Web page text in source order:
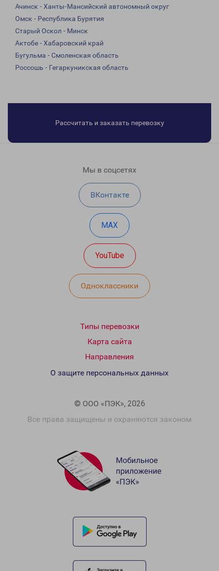
Ачинск - Ханты-Мансийский автономный округ
Омск - Республика Бурятия
Старый Оскол - Минск
Актобе - Хабаровский край
Бугульма - Смоленская область
Россошь - Гегаркуникская область
Рассчитать и заказать перевозку
Мы в соцсетях
ВКонтакте
MAX
YouTube
Одноклассники
Типы перевозки
Карта сайта
Направления
© ООО «ПЭК», 2026
Все права защищены и охраняются законом
О защите персональных данных